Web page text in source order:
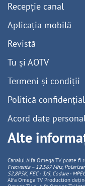
Recepție canal
Aplicația mobilă
Revistă
Tu și AOTV
Termeni și condiții
Politică
Acord date
Alte
Canalul Alfa Omega TV poate
Frecventa – 12.567 Mhz,
S2,8PSK, FEC - 3/5, Codare -
Alfa Omega TV Production